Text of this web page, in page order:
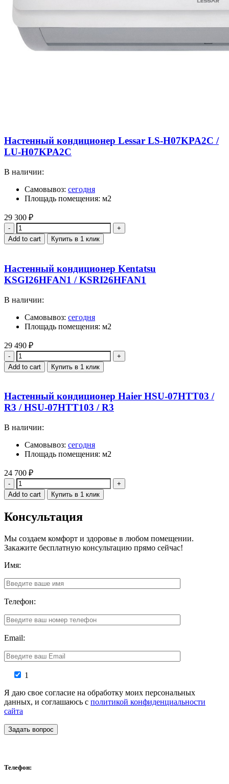
Настенный кондиционер Lessar LS-H07KPA2C /
LU-H07KPA2C
В наличии:
Самовывоз: сегодня
Площадь помещения: м2
29 300 ₽
Quantity
Add to cart Купить в 1 клик
Настенный кондиционер Kentatsu
KSGI26HFAN1 / KSRI26HFAN1
В наличии:
Самовывоз: сегодня
Площадь помещения: м2
29 490 ₽
Quantity
Add to cart Купить в 1 клик
Настенный кондиционер Haier HSU-07HTT03 /
R3 / HSU-07HTT103 / R3
В наличии:
Самовывоз: сегодня
Площадь помещения: м2
24 700 ₽
Quantity
Add to cart Купить в 1 клик
Консультация
Мы создаем комфорт и здоровье в любом помещении.
Закажите бесплатную консультацию прямо сейчас!
Имя:
Телефон:
Email:
1
Я даю свое согласие на обработку моих персональных
данных, и соглашаюсь с политикой конфиденциальности
сайта
Задать вопрос
Телефон: